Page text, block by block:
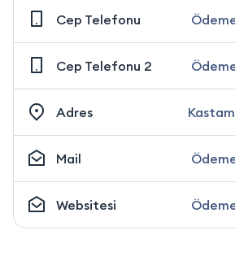
Cep Telefonu
Cep Telefonu 2
Adres
Mail
Websitesi